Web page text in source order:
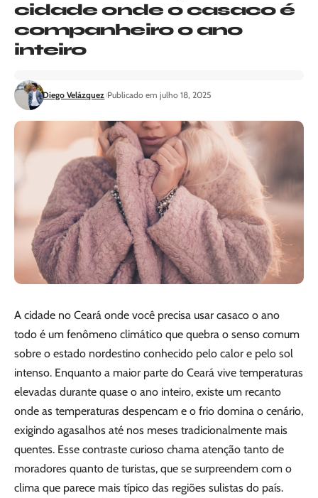
cidade onde o casaco é
companheiro o ano
inteiro
Diego Velázquez Publicado em julho 18, 2025
A cidade no Ceará onde você precisa usar casaco o ano
todo é um fenômeno climático que quebra o senso comum
sobre o estado nordestino conhecido pelo calor e pelo sol
intenso. Enquanto a maior parte do Ceará vive temperaturas
elevadas durante quase o ano inteiro, existe um recanto
onde as temperaturas despencam e o frio domina o cenário,
exigindo agasalhos até nos meses tradicionalmente mais
quentes. Esse contraste curioso chama atenção tanto de
moradores quanto de turistas, que se surpreendem com o
clima que parece mais típico das regiões sulistas do país.